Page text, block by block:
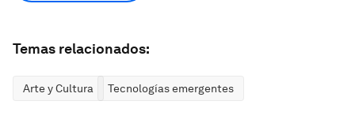
Temas relacionados:
Arte y Cultura Tecnologías emergentes